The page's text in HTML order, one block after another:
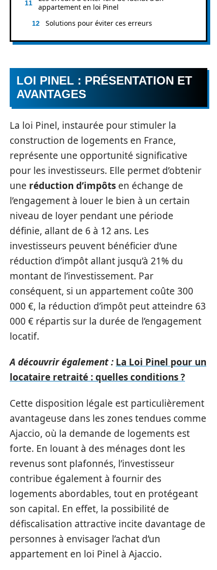
appartement en loi Pinel
Solutions pour éviter ces erreurs
LOI PINEL : PRÉSENTATION ET
AVANTAGES
La loi Pinel, instaurée pour stimuler la
construction de logements en France,
représente une opportunité significative
pour les investisseurs. Elle permet d’obtenir
une réduction d’impôts en échange de
l’engagement à louer le bien à un certain
niveau de loyer pendant une période
définie, allant de 6 à 12 ans. Les
investisseurs peuvent bénéficier d’une
réduction d’impôt allant jusqu’à 21% du
montant de l’investissement. Par
conséquent, si un appartement coûte 300
000 €, la réduction d’impôt peut atteindre 63
000 € répartis sur la durée de l’engagement
locatif.
A découvrir également : La Loi Pinel pour un
locataire retraité : quelles conditions ?
Cette disposition légale est particulièrement
avantageuse dans les zones tendues comme
Ajaccio, où la demande de logements est
forte. En louant à des ménages dont les
revenus sont plafonnés, l’investisseur
contribue également à fournir des
logements abordables, tout en protégeant
son capital. En effet, la possibilité de
défiscalisation attractive incite davantage de
personnes à envisager l’achat d’un
appartement en loi Pinel à Ajaccio.